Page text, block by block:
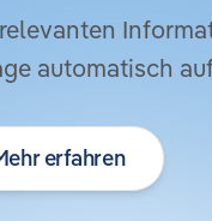
automatisch
erfahren